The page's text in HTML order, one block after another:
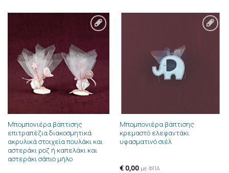
στην λίστα
επιθυμιών
Μπομπονιέρα βάπτισης
επιτραπέζια διακοσμητικά
ακρυλικά στοιχεία πουλάκι και
αστεράκι ροζ ή καπελάκι και
αστεράκι σάπιο μήλο
Μπομπονιέρα βάπτισης
κρεμαστό ελεφαντάκι
υφασματινό σιέλ
€0,00 με ΦΠΑ